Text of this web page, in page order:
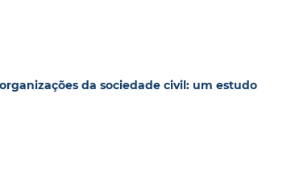
da sociedade civil: um estudo